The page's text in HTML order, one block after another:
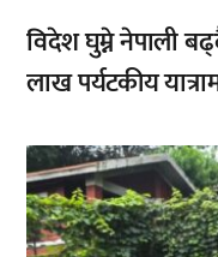
विदेश घुम्ने नेपाली
लाख पर्यटकीय
,